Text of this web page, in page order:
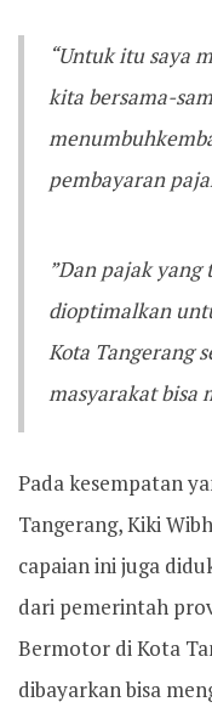
‎“Untuk itu saya
kita bersama-
pembayaran
‎”Dan pajak
dioptimalkan
Kota Tangerang
masyarakat bisa
‎Pada kesempatan
Tangerang, Kiki
capaian ini juga
dari pemerintah
Bermotor di Kota
dibayarkan bisa